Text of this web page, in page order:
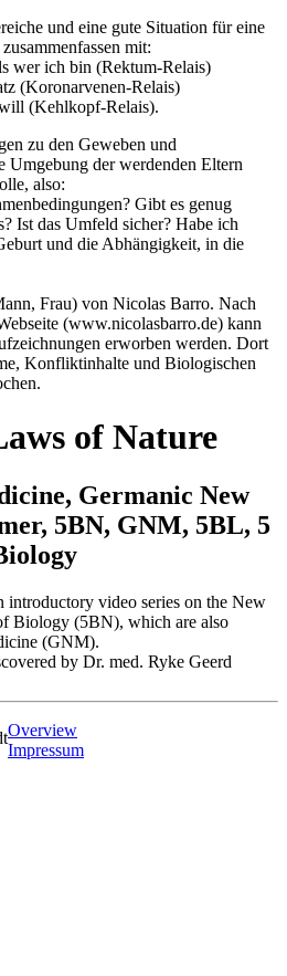
und eine gute Situation für eine
mit:
wer ich bin (Rektum-Relais)
(Koronarvenen-Relais)
(Kehlkopf-Relais).
zu den Geweben und
Umgebung der werdenden Eltern
also:
Gibt es genug
Ist das Umfeld sicher? Habe ich
und die Abhängigkeit, in die
Frau) von Nicolas Barro. Nach
(www.nicolasbarro.de) kann
erworben werden. Dort
Konfliktinhalte und Biologischen
of Nature
Germanic New
5BN, GNM, 5BL, 5
video series on the New
Biology (5BN), which are also
(GNM).
by Dr. med. Ryke Geerd
Overview
Impressum